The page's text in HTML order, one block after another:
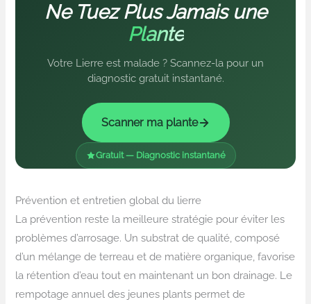
Ne Tuez Plus Jamais une
Plante
Votre Lierre est malade ? Scannez-la pour un
diagnostic gratuit instantané.
Scanner ma plante
Gratuit — Diagnostic instantané
Prévention et entretien global du lierre
La prévention reste la meilleure stratégie pour éviter les
problèmes d’arrosage. Un substrat de qualité, composé
d’un mélange de terreau et de matière organique, favorise
la rétention d’eau tout en maintenant un bon drainage. Le
rempotage annuel des jeunes plants permet de